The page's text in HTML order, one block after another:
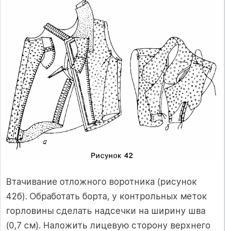
Втачивание отложного воротника (рисунок
42б). Обработать борта, у контрольных меток
горловины сделать надсечки на ширину шва
(0,7 см). Наложить лицевую сторону верхнего